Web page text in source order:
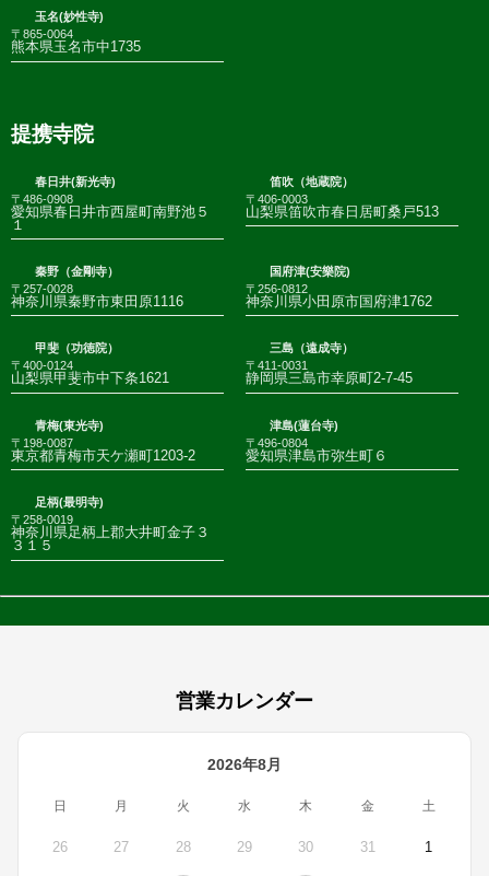
玉名(妙性寺)
〒865-0064
熊本県玉名市中1735
提携寺院
春日井(新光寺)
〒486-0908
愛知県春日井市西屋町南野池５
１
笛吹（地蔵院）
〒406-0003
山梨県笛吹市春日居町桑戸513
秦野（金剛寺）
〒257-0028
神奈川県秦野市東田原1116
国府津(安樂院)
〒256-0812
神奈川県小田原市国府津1762
甲斐（功徳院）
〒400-0124
山梨県甲斐市中下条1621
三島（遠成寺）
〒411-0031
静岡県三島市幸原町2-7-45
青梅(東光寺)
〒198-0087
東京都青梅市天ケ瀬町1203-2
津島(蓮台寺)
〒496-0804
愛知県津島市弥生町６
足柄(最明寺)
〒258-0019
神奈川県足柄上郡大井町金子３
３１５
営業カレンダー
2026年8月
日 月 火 水 木 金 土
26 27 28 29 30 31 1